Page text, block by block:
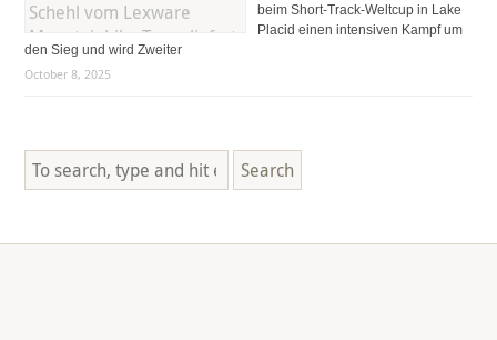
beim Short-Track-Weltcup in Lake
Placid einen intensiven Kampf um
den Sieg und wird Zweiter
October 8, 2025
Search